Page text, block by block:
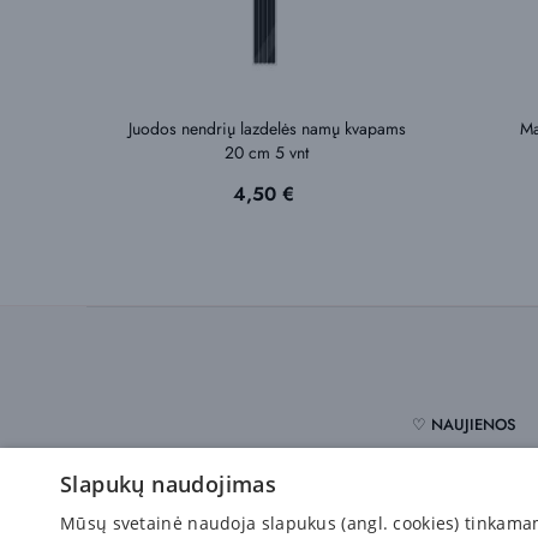
Juodos nendrių lazdelės namų kvapams
20 cm 5 vnt
Kaina
4,50 €
♡ NAUJIENOS
Pirkėjams
Slapukų naudojimas
Mūsų svetainė naudoja slapukus (angl. cookies)